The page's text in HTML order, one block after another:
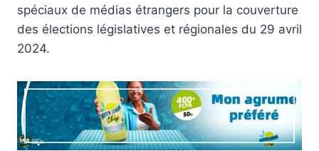
spéciaux de médias étrangers pour la couverture
des élections législatives et régionales du 29 avril
2024.